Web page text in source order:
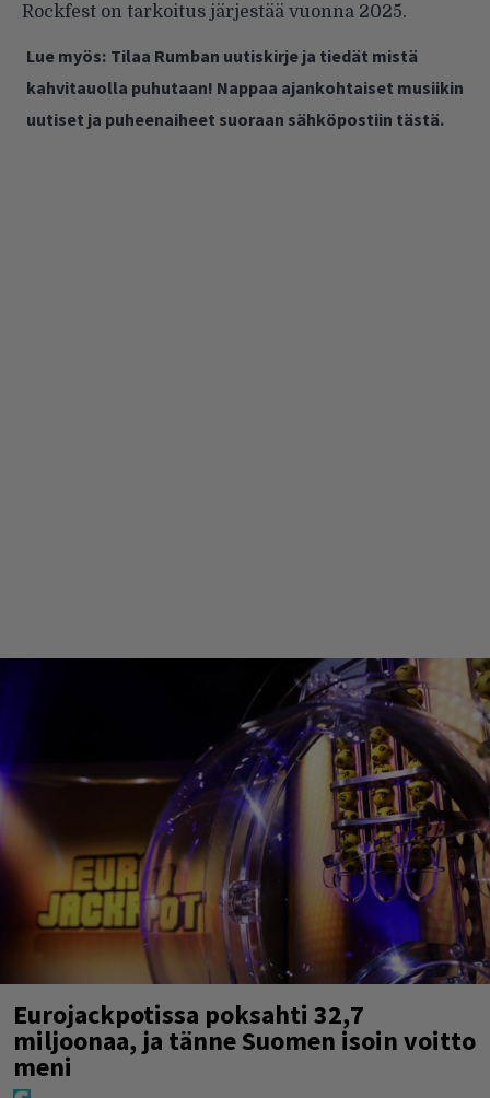
Rockfest on tarkoitus järjestää vuonna 2025.
Lue myös: Tilaa Rumban uutiskirje ja tiedät mistä
kahvitauolla puhutaan! Nappaa ajankohtaiset musiikin
uutiset ja puheenaiheet suoraan sähköpostiin tästä.
Eurojackpotissa poksahti 32,7
miljoonaa, ja tänne Suomen isoin voitto
meni